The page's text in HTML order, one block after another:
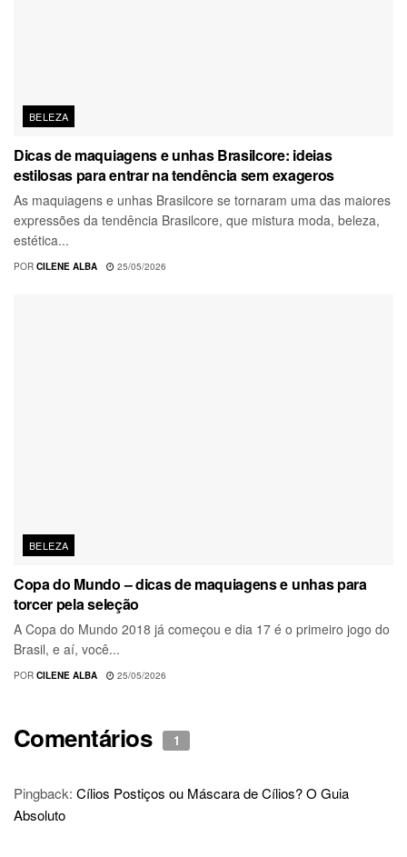
BELEZA
Dicas de maquiagens e unhas Brasilcore: ideias
estilosas para entrar na tendência sem exageros
As maquiagens e unhas Brasilcore se tornaram uma das maiores
expressões da tendência Brasilcore, que mistura moda, beleza,
estética...
POR CILENE ALBA 25/05/2026
BELEZA
Copa do Mundo – dicas de maquiagens e unhas para
torcer pela seleção
A Copa do Mundo 2018 já começou e dia 17 é o primeiro jogo do
Brasil, e aí, você...
POR CILENE ALBA 25/05/2026
Comentários 1
Pingback: Cílios Postiços ou Máscara de Cílios? O Guia
Absoluto